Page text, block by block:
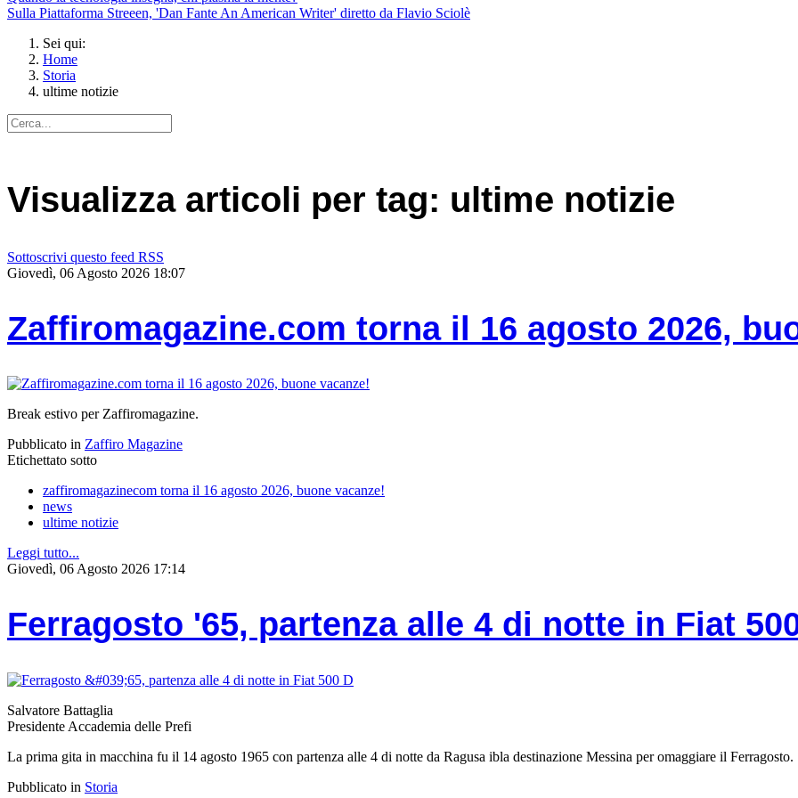
Sulla Piattaforma Streeen, 'Dan Fante An American Writer' diretto da Flavio Sciolè
Sei qui:
Home
Storia
ultime notizie
Visualizza articoli per tag: ultime notizie
Sottoscrivi questo feed RSS
Giovedì, 06 Agosto 2026 18:07
Zaffiromagazine.com torna il 16 agosto 2026,
Break estivo per Zaffiromagazine.
Pubblicato in Zaffiro Magazine
Etichettato sotto
zaffiromagazinecom torna il 16 agosto 2026, buone vacanze!
news
ultime notizie
Leggi tutto...
Giovedì, 06 Agosto 2026 17:14
Ferragosto '65, partenza alle 4 di notte in Fiat
Salvatore Battaglia
Presidente Accademia delle Prefi
La prima gita in macchina fu il 14 agosto 1965 con partenza alle 4 di notte da Ragusa ibla destinazione Messina per omaggiare il Ferragosto.
Pubblicato in Storia